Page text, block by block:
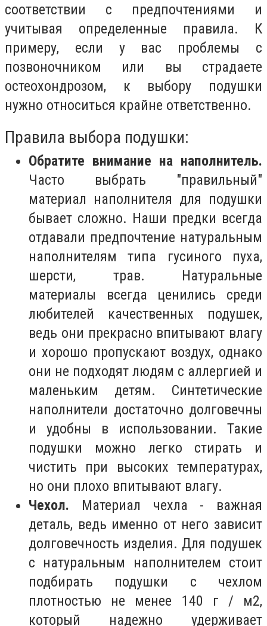
соответствии с предпочтениями и
учитывая определенные правила. К
примеру, если у вас проблемы с
позвоночником или вы страдаете
остеохондрозом, к выбору подушки
нужно относиться крайне ответственно.
Правила выбора подушки:
Обратите внимание на наполнитель.
Часто выбрать "правильный"
материал наполнителя для подушки
бывает сложно. Наши предки всегда
отдавали предпочтение натуральным
наполнителям типа гусиного пуха,
шерсти, трав. Натуральные
материалы всегда ценились среди
любителей качественных подушек,
ведь они прекрасно впитывают влагу
и хорошо пропускают воздух, однако
они не подходят людям с аллергией и
маленьким детям. Синтетические
наполнители достаточно долговечны
и удобны в использовании. Такие
подушки можно легко стирать и
чистить при высоких температурах,
но они плохо впитывают влагу.
Чехол. Материал чехла - важная
деталь, ведь именно от него зависит
долговечность изделия. Для подушек
с натуральным наполнителем стоит
подбирать подушки с чехлом
плотностью не менее 140 г / м2,
который надежно удерживает